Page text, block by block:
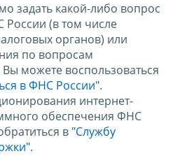
задать какой-либо вопрос
России (в том числе
органов) или
по вопросам
можете воспользоваться
в ФНС России".
интернет-
обеспечения ФНС
в "Службу